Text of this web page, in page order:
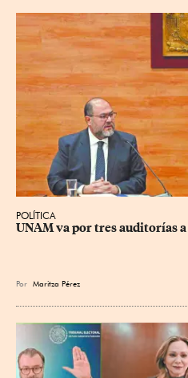
POLÍTICA
UNAM va por tres auditorías
Por Maritza Pérez